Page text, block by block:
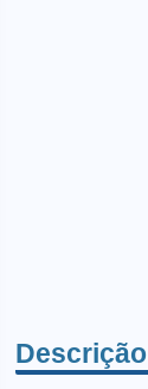
Descrição